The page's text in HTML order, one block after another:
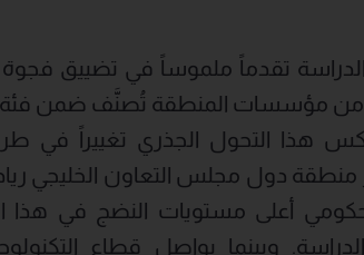
تقدماً ملموساً في تضييق فجوة
مقارنة بالأسواق العالمية، حيث باتت 39% من مؤسسات المنطقة
متوسط عالمي يبلغ 40%. ويعكس هذا التحول الجذري
دول مجلس التعاون الخليجي
أعلى مستويات النضج في هذا
وبينما يواصل قطاع